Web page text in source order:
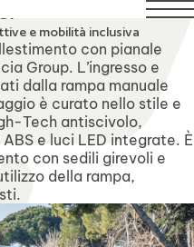
tecnica rimarrà
e mobilità inclusiva
con pianale
Group. L’ingresso e
dalla rampa manuale
è curato nello stile e
Tech antiscivolo,
e luci LED integrate. È
con sedili girevoli e
della rampa,